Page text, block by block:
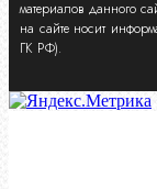
материалов данного
на сайте носит
ГК РФ).